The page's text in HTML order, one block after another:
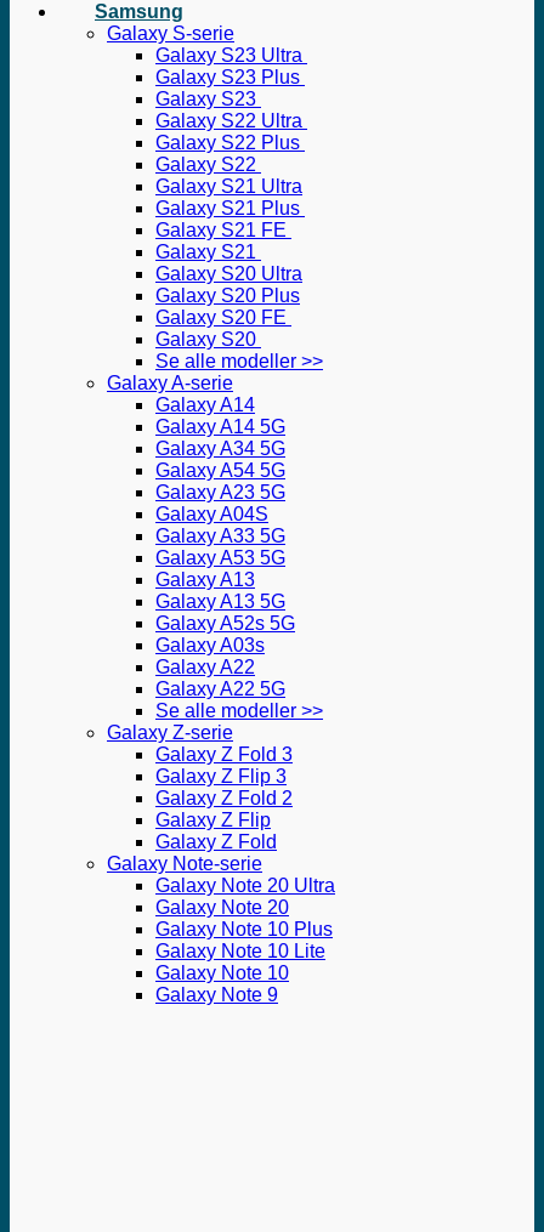
Samsung
Galaxy S-serie
Galaxy S23 Ultra
Galaxy S23 Plus
Galaxy S23
Galaxy S22 Ultra
Galaxy S22 Plus
Galaxy S22
Galaxy S21 Ultra
Galaxy S21 Plus
Galaxy S21 FE
Galaxy S21
Galaxy S20 Ultra
Galaxy S20 Plus
Galaxy S20 FE
Galaxy S20
Se alle modeller >>
Galaxy A-serie
Galaxy A14
Galaxy A14 5G
Galaxy A34 5G
Galaxy A54 5G
Galaxy A23 5G
Galaxy A04S
Galaxy A33 5G
Galaxy A53 5G
Galaxy A13
Galaxy A13 5G
Galaxy A52s 5G
Galaxy A03s
Galaxy A22
Galaxy A22 5G
Se alle modeller >>
Galaxy Z-serie
Galaxy Z Fold 3
Galaxy Z Flip 3
Galaxy Z Fold 2
Galaxy Z Flip
Galaxy Z Fold
Galaxy Note-serie
Galaxy Note 20 Ultra
Galaxy Note 20
Galaxy Note 10 Plus
Galaxy Note 10 Lite
Galaxy Note 10
Galaxy Note 9